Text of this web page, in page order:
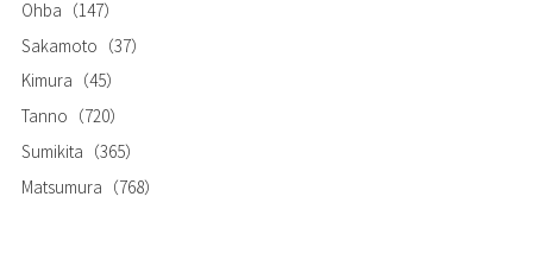
Ohba （147）
Sakamoto （37）
Kimura （45）
Tanno （720）
Sumikita （365）
Matsumura （768）